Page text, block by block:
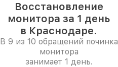
Восстановление
монитора за 1 день
в Краснодаре.
В 9 из 10 обращений починка
монитора
занимает 1 день.